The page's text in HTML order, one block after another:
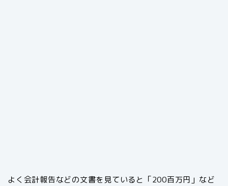
よく会計報告などの文書を見ていると「200百万円」など